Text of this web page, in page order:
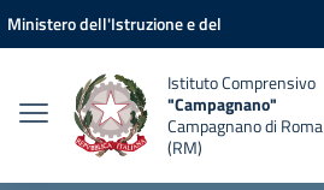
Vai ai contenuti
Vai al menu di navigazione
Vai al footer
Ministero dell'Istruzione e del
Istituto Comprensivo
"Campagnano"
Campagnano di Roma
(RM)